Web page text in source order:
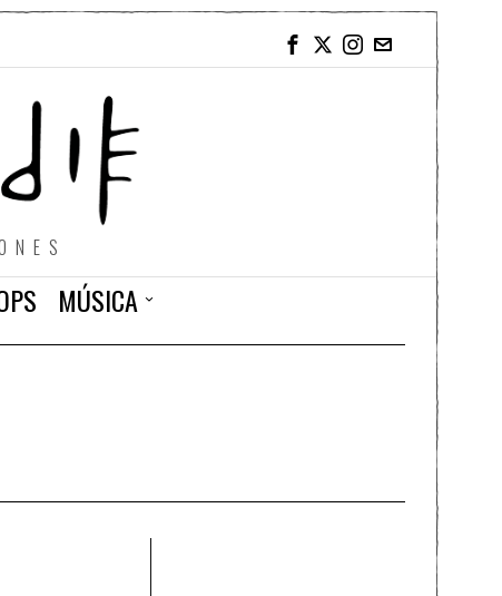
MÚSICA